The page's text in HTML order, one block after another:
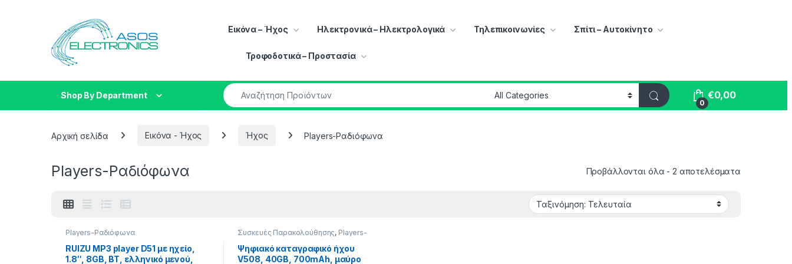
Εικόνα – Ήχος Ηλεκτρονικά – Ηλεκτρολογικά Τηλεπικοινωνίες Σπίτι – Αυτοκίνητο
Τροφοδοτικά – Προστασία
Shop By Department
Search for:
0
€0,00
Αρχική σελίδα Εικόνα - Ήχος Ήχος Players-Ραδιόφωνα
Players-Ραδιόφωνα Προβάλλονται όλα - 2 αποτελέσματα
Players-Ραδιόφωνα
RUIZU MP3 player D51 με ηχείο,
1.8″, 8GB, BT, ελληνικό μενού,
Συσκευές Παρακολούθησης, Players-
Ψηφιακό καταγραφικό ήχου
V508, 40GB, 700mAh, μαύρο